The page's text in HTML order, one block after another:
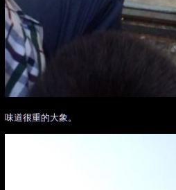
味道很重的大象。